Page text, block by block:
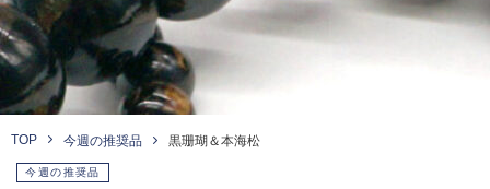
TOP 今週の推奨品 黒珊瑚＆本海松
今週の推奨品